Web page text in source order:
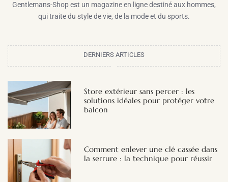
Gentlemans-Shop est un magazine en ligne destiné aux hommes,
qui traite du style de vie, de la mode et du sports.
DERNIERS ARTICLES
Store extérieur sans percer : les
solutions idéales pour protéger votre
balcon
Comment enlever une clé cassée dans
la serrure : la technique pour réussir